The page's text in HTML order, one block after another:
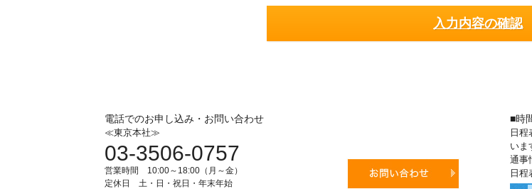
電話でのお申し込み・お問い合わせ
≪東京本社≫
03-3506-0757
営業時間 10:00～18:00（月～金）
定休日 土・日・祝日・年末年始
■時
日
いま
通事
日程